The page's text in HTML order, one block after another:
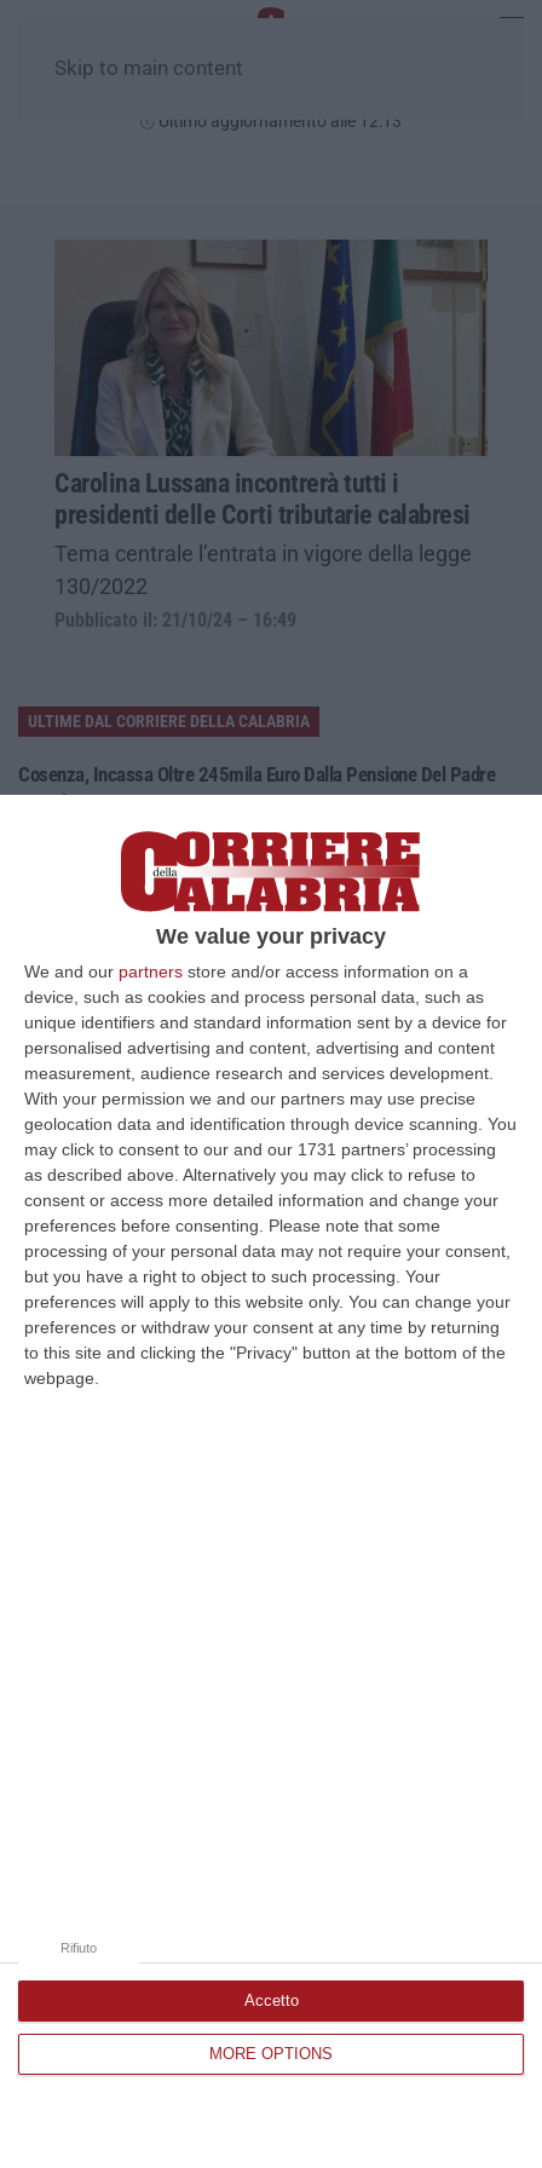
We value your privacy
We and our partners store and/or access information on a
device, such as cookies and process personal data, such as
unique identifiers and standard information sent by a device for
personalised advertising and content, advertising and content
measurement, audience research and services development.
With your permission we and our partners may use precise
geolocation data and identification through device scanning. You
may click to consent to our and our 1731 partners’ processing
as described above. Alternatively you may click to refuse to
consent or access more detailed information and change your
preferences before consenting.
Please note that some
processing of your personal data may not require your consent,
but you have a right to object to such processing. Your
preferences will apply to this website only. You can change your
preferences or withdraw your consent at any time by returning
to this site and clicking the "Privacy" button at the bottom of the
webpage.
MORE OPTIONS
Rifiuto
Accetto
Skip to main content
Ultimo aggiornamento alle 12:13
Carolina Lussana incontrerà tutti i
presidenti delle Corti tributarie calabresi
Tema centrale l’entrata in vigore della legge
130/2022
Pubblicato il: 21/10/24 – 16:49
ULTIME DAL CORRIERE DELLA CALABRIA
Cosenza, Incassa Oltre 245mila Euro Dalla Pensione Del Padre
Deceduto
“CASTROVILLARI Ha continuato a percepire per sette anni la pensione di
anzianità del padre deceduto nel 2019, usufruendone mensilmente e sot…
06 Agosto, 12:13
Appalti Pubblici Gestiti Da Una Struttura “ombra” Tra Sicilia E
Reggio Calabria: 12 Misure Cautelari – NOMI
“REGGIO CALABRIA Una struttura aziendale “ombra”, diretta occultamente
da un imprenditore condannato in via definitiva per concorso esterno…
06 Agosto, 11:55
Reggio Calabria, Due Poliziotti Fuori Servizio Salvano Una Donna
Colta Da Un Malore In Spiaggia
“REGGIO CALABRIA Nei giorni scorsi, due poliziotti del Commissariato di
Pubblica Sicurezza di Gioia Tauro, liberi dal servizio, sono interve…
06 Agosto, 11:52
Musica In Lutto, Morto A 86 Anni Il Cantautore Francesco Guccini
“È morto Francesco Guccini, uno dei più grandi cantautori italiani. Il
“Maestrone” si è spento questa mattina a Pavana, sull’Appennino tosco…
06 Agosto, 11:22
Corriere delle Calabria è una testata giornalistica di News&Com S.r.l